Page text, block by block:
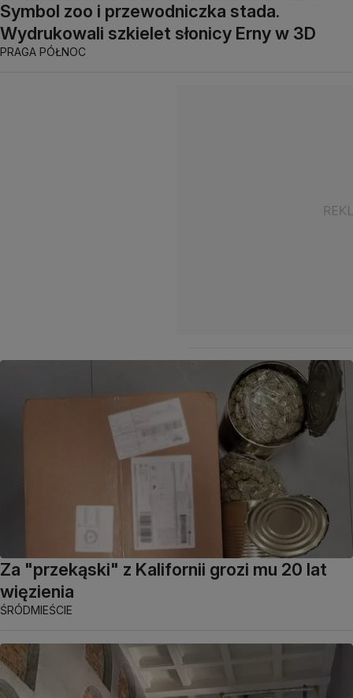
Symbol zoo i przewodniczka stada.
Wydrukowali szkielet słonicy Erny w 3D
PRAGA PÓŁNOC
Za "przekąski" z Kalifornii grozi mu 20 lat
więzienia
ŚRÓDMIEŚCIE